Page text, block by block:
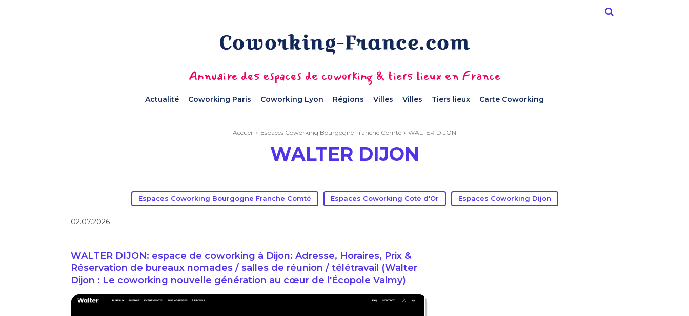
Annuaire des espaces de coworking & tiers lieux en France
Actualité Coworking Paris Coworking Lyon Régions Villes Villes Tiers lieux Carte Coworking
Accueil Espaces Coworking Bourgogne Franche Comté WALTER DIJON
WALTER DIJON
Espaces Coworking Bourgogne Franche Comté Espaces Coworking Cote d'Or Espaces Coworking Dijon
02.07.2026
WALTER DIJON: espace de coworking à Dijon: Adresse, Horaires, Prix &
Réservation de bureaux nomades / salles de réunion / télétravail (Walter
Dijon : Le coworking nouvelle génération au cœur de l'Écopole Valmy)